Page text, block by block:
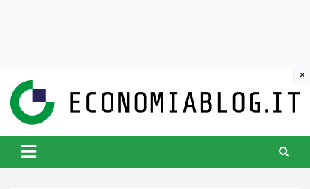
content
www.economiablog.it